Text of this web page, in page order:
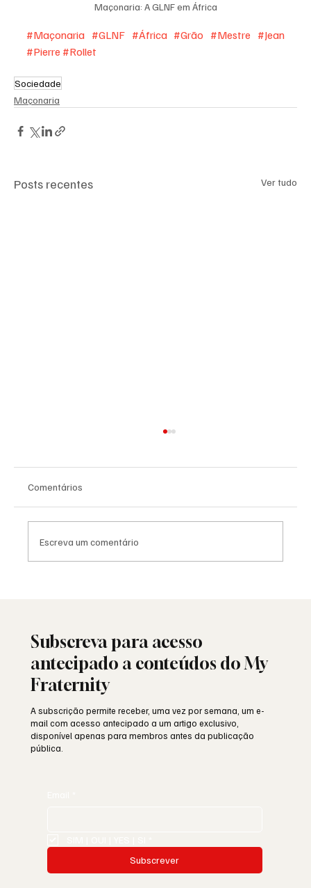
Maçonaria: A GLNF em África
#Maçonaria #GLNF #África #Grão #Mestre #Jean
#Pierre #Rollet
Sociedade
Maçonaria
Posts recentes Ver tudo
Comentários
Escreva um comentário
Subscreva para acesso
antecipado a conteúdos do My
Fraternity
A subscrição permite receber, uma vez por semana, um e-
mail com acesso antecipado a um artigo exclusivo,
disponível apenas para membros antes da publicação
pública.
Subscrever